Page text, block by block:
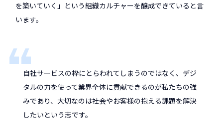
を築いていく」という組織カルチャーを醸成できていると言
います。
自社サービスの枠にとらわれてしまうのではなく、デジ
タルの力を使って業界全体に貢献できるのが私たちの強
みであり、大切なのは社会やお客様の抱える課題を解決
したいという志です。